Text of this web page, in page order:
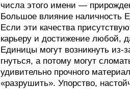
числа этого имени —
Большое влияние наличность
Если эти качества
карьеру и достижение любой,
Единицы могут возникнуть из-
гнуться, а потому могут
удивительно прочного
«разрушить». Упорство,